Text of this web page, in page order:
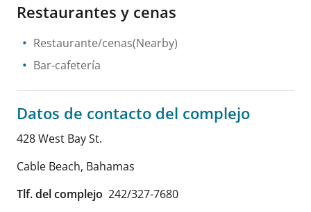
Restaurantes y cenas
Restaurante/cenas(Nearby)
Bar-cafetería
Datos de contacto del complejo
428 West Bay St.
Cable Beach, Bahamas
Tlf. del complejo 242/327-7680